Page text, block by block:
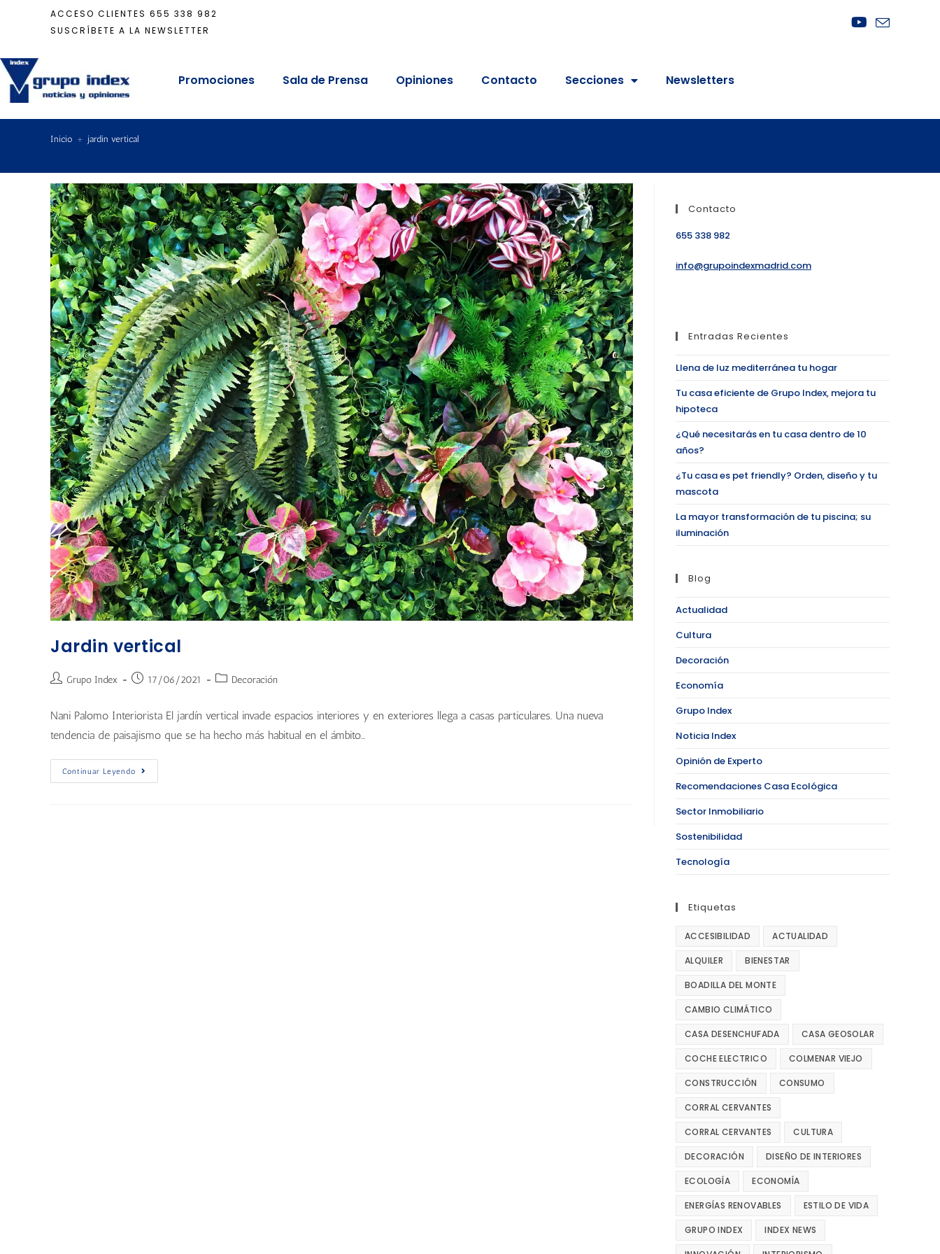
ACCESO CLIENTES 655 338 982
SUSCRÍBETE A LA NEWSLETTER
Promociones Sala de Prensa Opiniones Contacto Secciones Newsletters
Inicio + jardin vertical
Jardin vertical
Grupo Index 17/06/2021 Decoración
Nani Palomo Interiorista El jardín vertical invade espacios interiores y en exteriores llega a casas particulares. Una nueva
tendencia de paisajismo que se ha hecho más habitual en el ámbito…
Continuar Leyendo
Contacto
655 338 982
info@grupoindexmadrid.com
Entradas Recientes
Llena de luz mediterránea tu hogar
Tu casa eficiente de Grupo Index, mejora tu
hipoteca
¿Qué necesitarás en tu casa dentro de 10
años?
¿Tu casa es pet friendly? Orden, diseño y tu
mascota
La mayor transformación de tu piscina; su
iluminación
Blog
Actualidad
Cultura
Decoración
Economía
Grupo Index
Noticia Index
Opinión de Experto
Recomendaciones Casa Ecológica
Sector Inmobiliario
Sostenibilidad
Tecnología
Etiquetas
ACCESIBILIDAD ACTUALIDAD
ALQUILER BIENESTAR
BOADILLA DEL MONTE
CAMBIO CLIMÁTICO
CASA DESENCHUFADA CASA GEOSOLAR
COCHE ELECTRICO COLMENAR VIEJO
CONSTRUCCIÓN CONSUMO
CORRAL CERVANTES
CORRAL CERVANTES CULTURA
DECORACIÓN DISEÑO DE INTERIORES
ECOLOGÍA ECONOMÍA
ENERGÍAS RENOVABLES ESTILO DE VIDA
GRUPO INDEX INDEX NEWS